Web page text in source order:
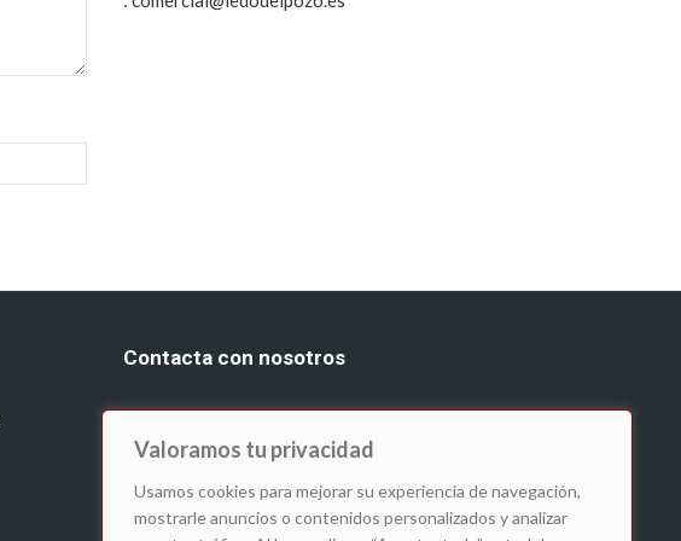
Valoramos tu privacidad
Usamos cookies para mejorar su experiencia de navegación,
mostrarle anuncios o contenidos personalizados y analizar
Contacta con nosotros
: comercial@ledodelpozo.es
Síguenos en: